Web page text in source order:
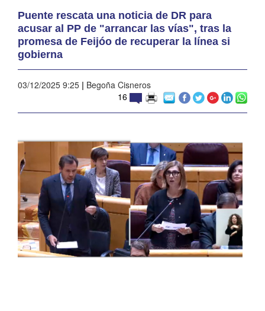
Puente rescata una noticia de DR para
acusar al PP de "arrancar las vías", tras la
promesa de Feijóo de recuperar la línea si
gobierna
03/12/2025 9:25 | Begoña Cisneros
16